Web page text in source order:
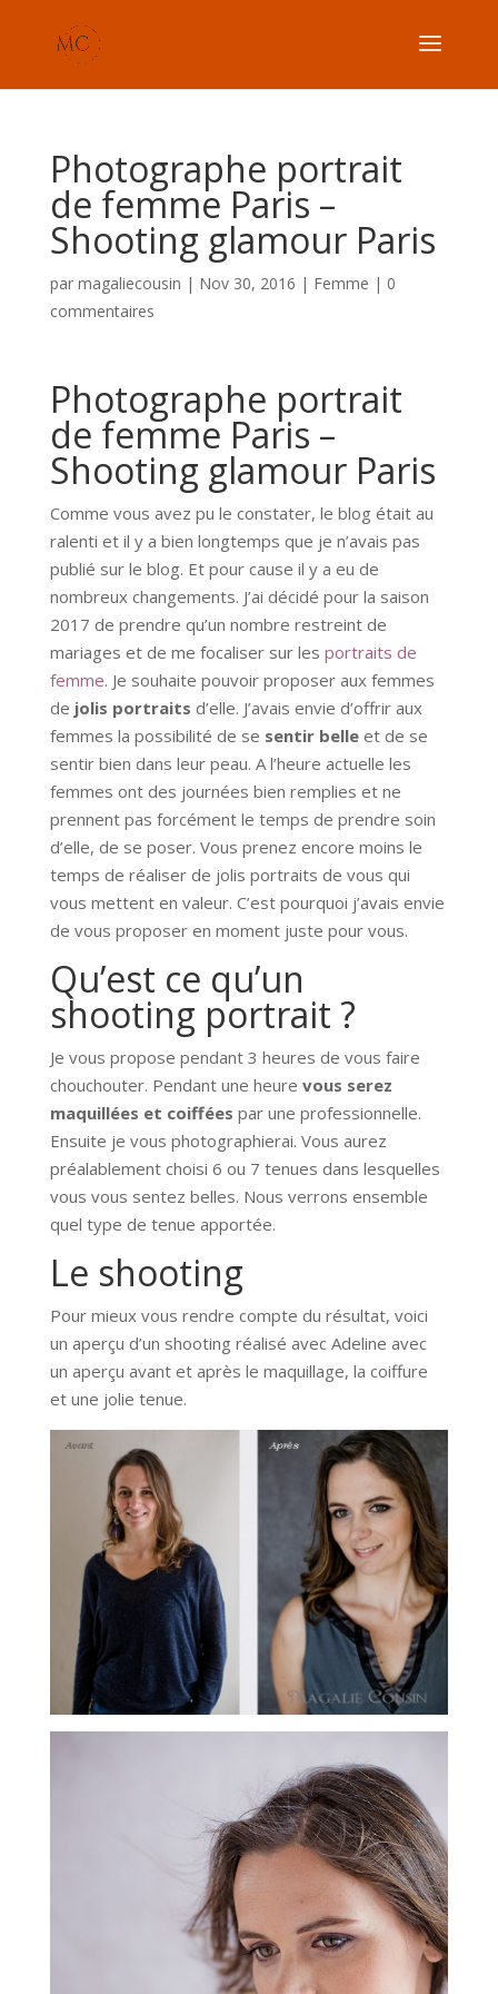
Photographe portrait
de femme Paris –
Shooting glamour Paris
par magaliecousin | Nov 30, 2016 | Femme | 0
commentaires
Photographe portrait
de femme Paris –
Shooting glamour Paris
Comme vous avez pu le constater, le blog était au
ralenti et il y a bien longtemps que je n’avais pas
publié sur le blog. Et pour cause il y a eu de
nombreux changements. J’ai décidé pour la saison
2017 de prendre qu’un nombre restreint de
mariages et de me focaliser sur les portraits de
femme. Je souhaite pouvoir proposer aux femmes
de jolis portraits d’elle. J’avais envie d’offrir aux
femmes la possibilité de se sentir belleet de se
sentir bien dans leur peau. A l’heure actuelle les
femmes ont des journées bien remplies et ne
prennent pas forcément le temps de prendre soin
d’elle, de se poser. Vous prenez encore moins le
temps de réaliser de jolis portraits de vous qui
vous mettent en valeur. C’est pourquoi j’avais envie
de vous proposer en moment juste pour vous.
Qu’est ce qu’un
shooting portrait ?
Je vous propose pendant 3 heures de vous faire
chouchouter. Pendant une heure vous serez
maquillées et coiffées par une professionnelle.
Ensuite je vous photographierai. Vous aurez
préalablement choisi 6 ou 7 tenues dans lesquelles
vous vous sentez belles. Nous verrons ensemble
quel type de tenue apportée.
Le shooting
Pour mieux vous rendre compte du résultat, voici
un aperçu d’un shooting réalisé avec Adeline avec
un aperçu avant et après le maquillage, la coiffure
et une jolie tenue.